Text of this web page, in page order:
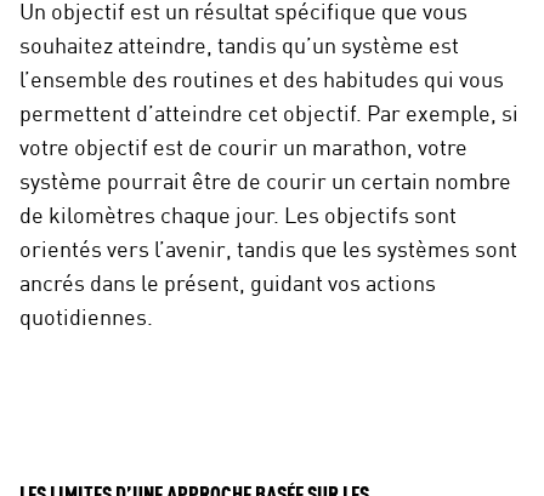
Un objectif est un résultat spécifique que vous
souhaitez atteindre, tandis qu’un système est
l’ensemble des routines et des habitudes qui vous
permettent d’atteindre cet objectif. Par exemple, si
votre objectif est de courir un marathon, votre
système pourrait être de courir un certain nombre
de kilomètres chaque jour. Les objectifs sont
orientés vers l’avenir, tandis que les systèmes sont
ancrés dans le présent, guidant vos actions
quotidiennes.